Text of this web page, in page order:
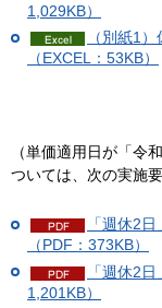
1,029KB）
（別紙1
（EXCEL：53KB）
（単価適用日が「令
ついては、次の実施
「週休2
（PDF：373KB）
「週休2
1,201KB）